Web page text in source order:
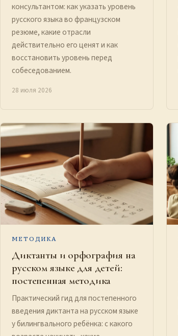
консультантом: как указать уровень
русского языка во французском
резюме, какие отрасли
действительно его ценят и как
восстановить уровень перед
собеседованием.
28 июля 2026
МЕТОДИКА
Диктанты и орфография на
русском языке для детей:
постепенная методика
Практический гид для постепенного
введения диктанта на русском языке
у билингвального ребёнка: с какого